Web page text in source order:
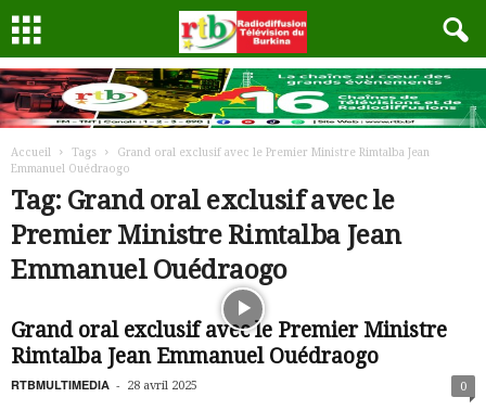
Accueil Tags
Grand oral exclusif avec le Premier Ministre Rimtalba Jean
Emmanuel Ouédraogo
Tag: Grand oral exclusif avec le
Premier Ministre Rimtalba Jean
Emmanuel Ouédraogo
Grand oral exclusif avec le Premier Ministre
Rimtalba Jean Emmanuel Ouédraogo
RTBMULTIMEDIA - 28 avril 2025 0